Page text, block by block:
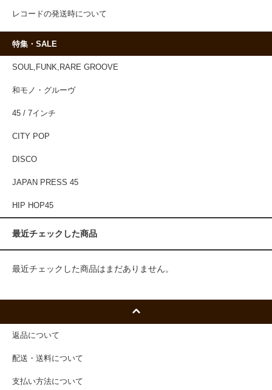
レコードの発送時について
特集・SALE
SOUL,FUNK,RARE GROOVE
和モノ・グルーヴ
45 / 7インチ
CITY POP
DISCO
JAPAN PRESS 45
HIP HOP45
最近チェックした商品
最近チェックした商品はまだありません。
返品について
配送・送料について
支払い方法について